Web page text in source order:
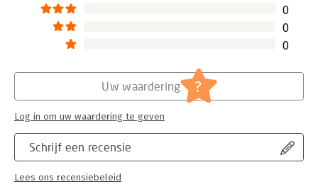
0
0
0
Schrijf een recensie
Lees ons recensiebeleid
Uw waardering ?
Log in om uw waardering te geven